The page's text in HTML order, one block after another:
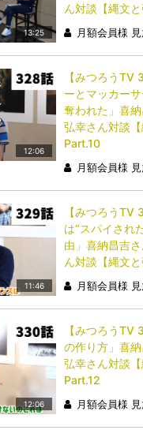
13:25
ん対談【縄文
月額会員様
12:06
【みつろうTV
ーとマッカー
奪われた」喜
弘幸さん対談【
Part.10
月額会員様
11:46
【みつろうTV
は“スパイされ
由」喜納昌吉
ん対談【縄文
月額会員様
12:06
【みつろうTV
の作り方」喜
弘幸さん対談【
Part.12
月額会員様